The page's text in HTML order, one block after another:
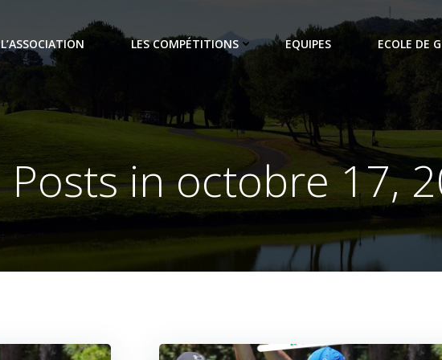
L’ASSOCIATION LES COMPÉTITIONS EQUIPES ECOLE DE
Posts in octobre 17,